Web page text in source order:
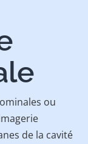
ou
de la cavité